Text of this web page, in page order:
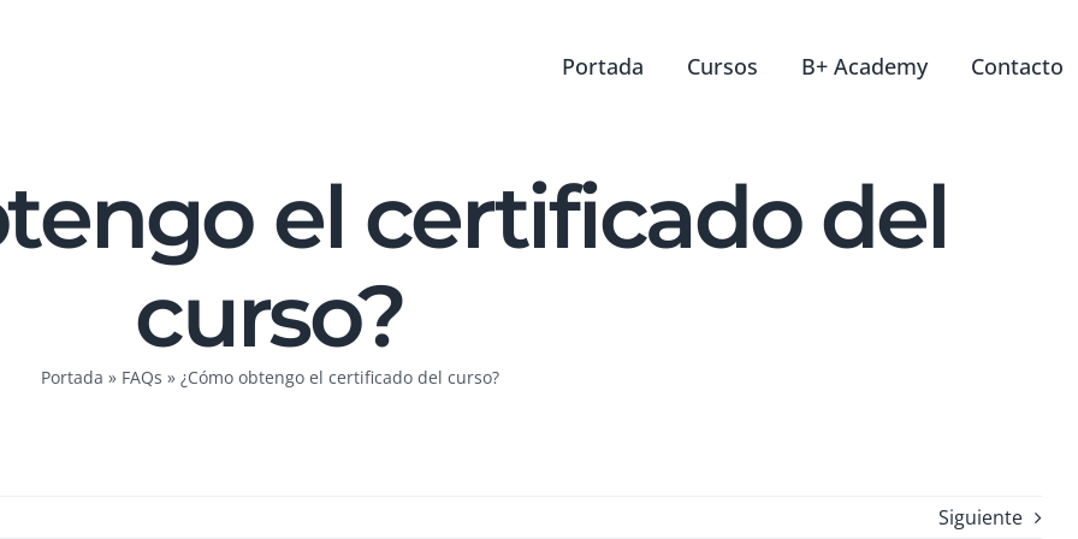
Portada Cursos B+ Academy Contacto
el certificado del
curso?
Portada » FAQs » ¿Cómo obtengo el certificado del curso?
Siguiente